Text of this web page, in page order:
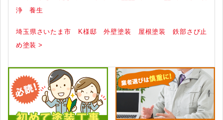
浄 養生
埼玉県さいたま市 K様邸 外壁塗装 屋根塗装 鉄部さび止
め塗装 >